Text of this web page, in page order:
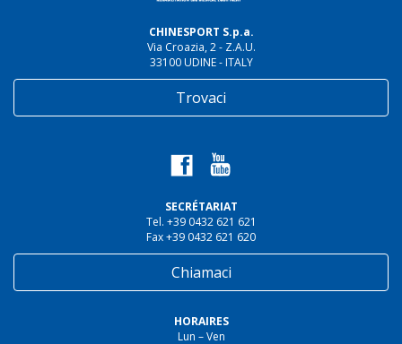
CHINESPORT S.p.a.
Via Croazia, 2 - Z.A.U.
33100 UDINE - ITALY
Trovaci
SECRÉTARIAT
Tel. +39 0432 621 621
Fax +39 0432 621 620
Chiamaci
HORAIRES
Lun – Ven